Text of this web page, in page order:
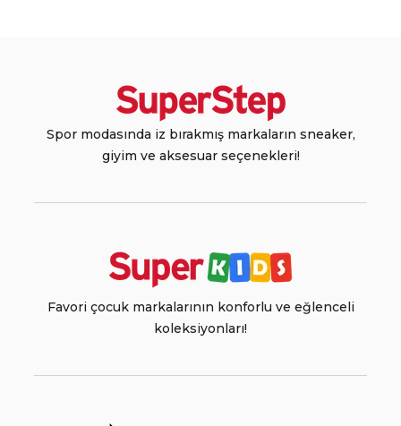
Spor modasında iz bırakmış markaların sneaker,
giyim ve aksesuar seçenekleri!
Favori çocuk markalarının konforlu ve eğlenceli
koleksiyonları!